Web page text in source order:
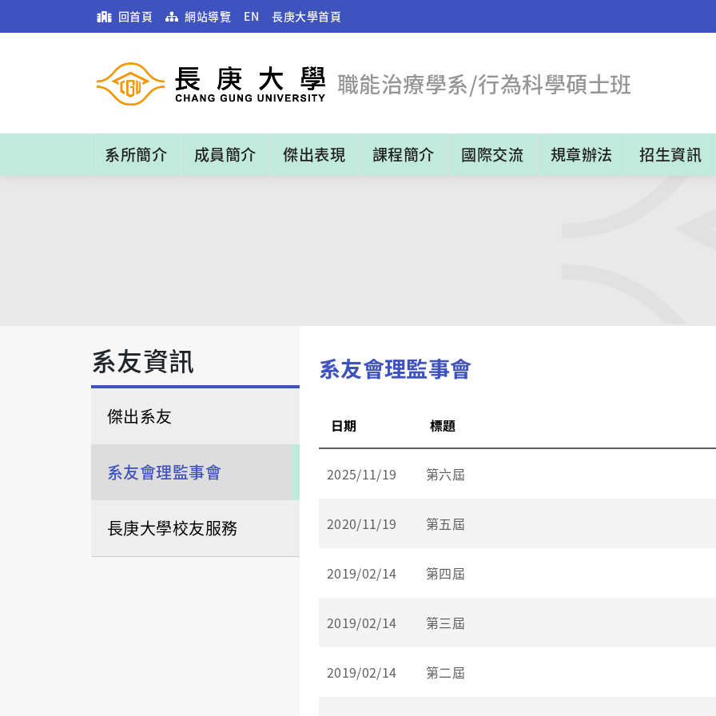
回首頁 網站導覽 EN 長庚大學首頁
職能治療學系/行為科學碩士班
系所簡介 成員簡介 傑出表現 課程簡介 國際交流 規章辦法 招生資訊
系友資訊
傑出系友
系友會理監事會
長庚大學校友服務
系友會理監事會
日期 標題
2025/11/19 第六屆
2020/11/19 第五屆
2019/02/14 第四屆
2019/02/14 第三屆
2019/02/14 第二屆